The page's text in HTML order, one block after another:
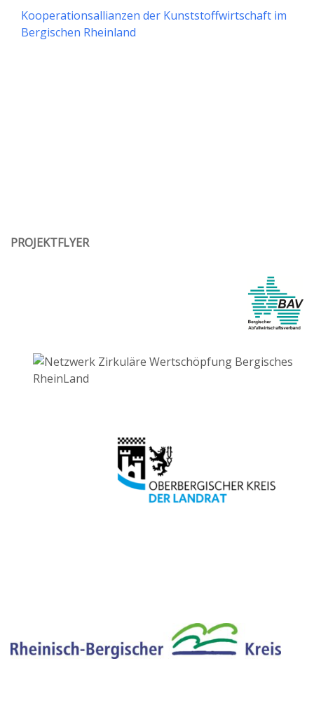
Kooperationsallianzen der Kunststoffwirtschaft im
Bergischen Rheinland
PROJEKTFLYER